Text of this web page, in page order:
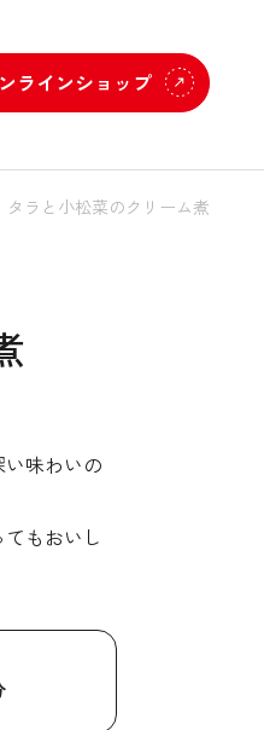
ラインショップ
タラと小松菜のクリーム煮
味わいの
もおいし